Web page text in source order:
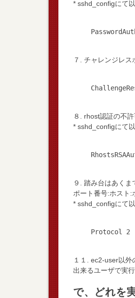
* sshd_configにて
７. チャレンジレ
８. rhost認証の不
* sshd_configにて
９. 踏み台はあく
ポート番号:ホスト:
* sshd_configにて
Protocol 2
１１. ec2-user以
出来るユーザで実
で、どれを